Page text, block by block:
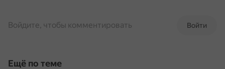
Войти
Войдите, чтобы комментировать
Ещё по теме